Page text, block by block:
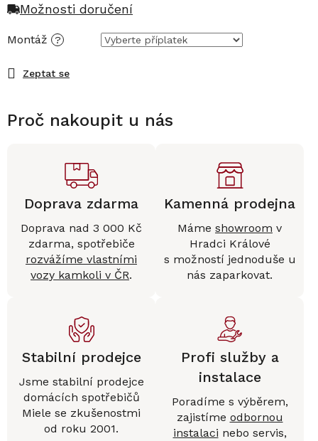
Montáž ?
Zeptat se
Možnosti doručení
Proč nakoupit u nás
Doprava zdarma
Doprava nad 3 000 Kč
zdarma, spotřebiče
rozvážíme vlastními
vozy kamkoli v ČR.
Kamenná prodejna
Máme showroom v
Hradci Králové
s možností jednoduše u
nás zaparkovat.
Stabilní prodejce
Jsme stabilní prodejce
domácích spotřebičů
Miele se zkušenostmi
od roku 2001.
Profi služby a
instalace
Poradíme s výběrem,
zajistíme odbornou
instalaci nebo servis,